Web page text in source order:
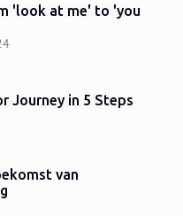
'look at me' to 'you
Journey in 5 Steps
van